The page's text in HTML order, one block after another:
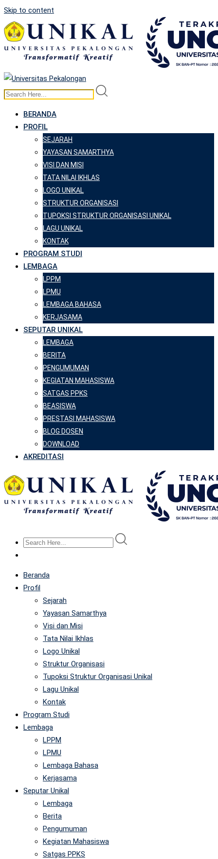
Skip to content
BERANDA
PROFIL
SEJARAH
YAYASAN SAMARTHYA
VISI DAN MISI
TATA NILAI IKHLAS
LOGO UNIKAL
STRUKTUR ORGANISASI
TUPOKSI STRUKTUR ORGANISASI UNIKAL
LAGU UNIKAL
KONTAK
PROGRAM STUDI
LEMBAGA
LPPM
LPMU
LEMBAGA BAHASA
KERJASAMA
SEPUTAR UNIKAL
LEMBAGA
BERITA
PENGUMUMAN
KEGIATAN MAHASISWA
SATGAS PPKS
BEASISWA
PRESTASI MAHASISWA
BLOG DOSEN
DOWNLOAD
AKREDITASI
Beranda
Profil
Sejarah
Yayasan Samarthya
Visi dan Misi
Tata Nilai Ikhlas
Logo Unikal
Struktur Organisasi
Tupoksi Struktur Organisasi Unikal
Lagu Unikal
Kontak
Program Studi
Lembaga
LPPM
LPMU
Lembaga Bahasa
Kerjasama
Seputar Unikal
Lembaga
Berita
Pengumuman
Kegiatan Mahasiswa
Satgas PPKS